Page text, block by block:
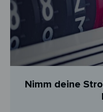
Nimm deine